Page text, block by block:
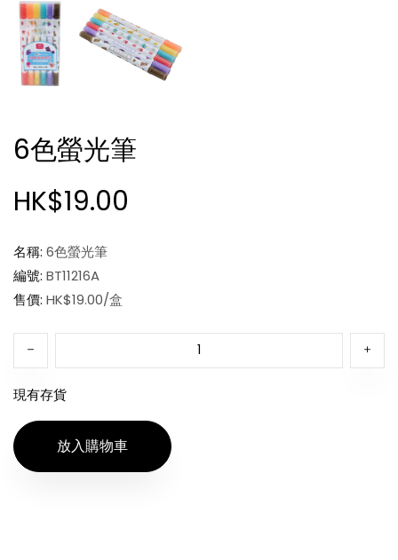
6色螢光筆
HK$19.00
名稱: 6色螢光筆
編號: BT11216A
售價: HK$19.00/盒
現有存貨
放入購物車